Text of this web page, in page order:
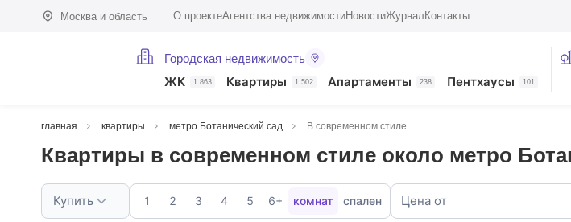
Москва и область О проектеАгентства недвижимостиНовостиЖурнал Контакты
Городская недвижимость
ЖК 1 863 Квартиры 1 502 Апартаменты 238 Пентхаусы 101
главная квартиры метро Ботанический сад В современном стиле
Квартиры в современном стиле около метро
Купить 1 2 3 4 5 6+ комнат спален Цена от